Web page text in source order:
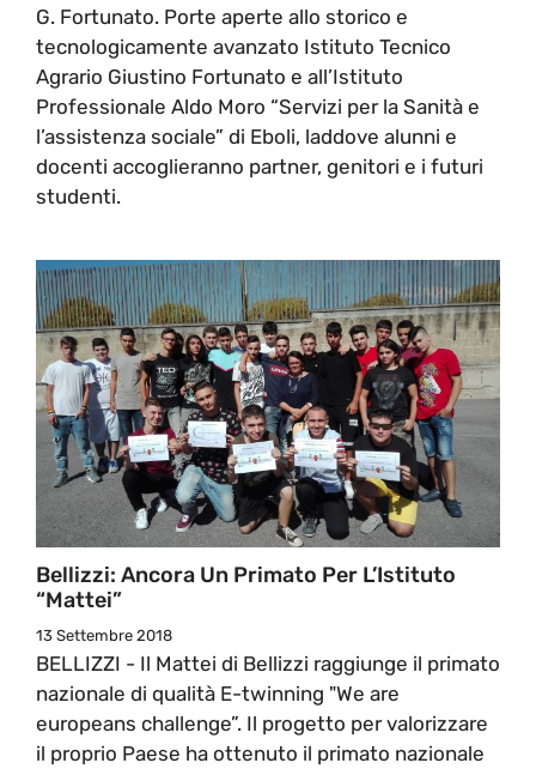
G. Fortunato. Porte aperte allo storico e
tecnologicamente avanzato Istituto Tecnico
Agrario Giustino Fortunato e all’Istituto
Professionale Aldo Moro “Servizi per la Sanità e
l’assistenza sociale” di Eboli, laddove alunni e
docenti accoglieranno partner, genitori e i futuri
studenti.
Bellizzi: Ancora Un Primato Per L’Istituto
“Mattei”
13 Settembre 2018
BELLIZZI - Il Mattei di Bellizzi raggiunge il primato
nazionale di qualità E-twinning "We are
europeans challenge”. Il progetto per valorizzare
il proprio Paese ha ottenuto il primato nazionale